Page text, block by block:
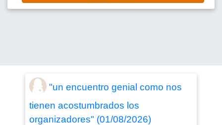
"un encuentro genial como nos
tienen acostumbrados los
organizadores" (01/08/2026)